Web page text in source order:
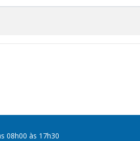
08h00 às 17h30